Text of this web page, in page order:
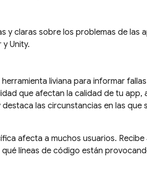
y claras sobre los problemas de
y Unity.
herramienta liviana para informar
que afectan la calidad de tu
destaca las circunstancias en las
afecta a muchos usuarios.
qué líneas de código están